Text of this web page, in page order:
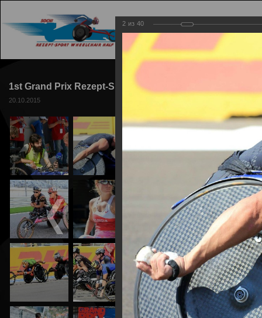
ГЛАВНАЯ
1st Grand Prix Rezept-Sport Wheelchair Racing 2015
20.10.2015
2 из 40